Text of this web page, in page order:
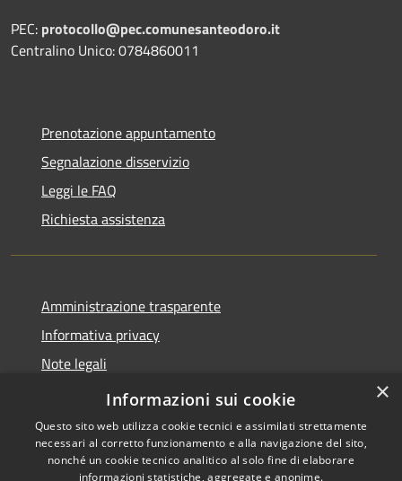
PEC: protocollo@pec.comunesanteodoro.it
Centralino Unico: 0784860011
Prenotazione appuntamento
Segnalazione disservizio
Leggi le FAQ
Richiesta assistenza
Amministrazione trasparente
Informativa privacy
Note legali
Dichiarazione di accessibilità
×
Informazioni sui cookie
Questo sito web utilizza cookie tecnici e assimilati strettamente
necessari al corretto funzionamento e alla navigazione del sito,
nonché un cookie tecnico analitico al solo fine di elaborare
informazioni statistiche, aggregate e anonime.